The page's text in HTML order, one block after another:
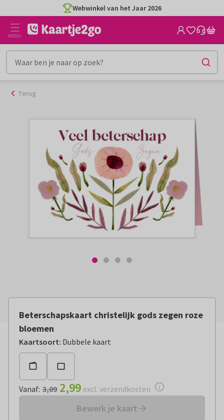
naar
inhoud
Webwinkel van het Jaar 2026
MENU
Terug
Beterschapskaart christelijk gods zegen roze
bloemen
Kaartsoort: Dubbele kaart
Vanaf:€ 2,99 excl. verzendkosten
Vanaf: 3,09 2,99 excl. verzendkosten
Bewerk je kaart